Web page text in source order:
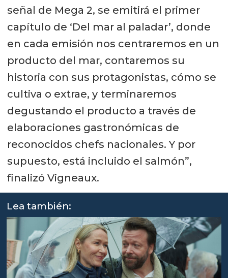
señal de Mega 2, se emitirá el primer
capítulo de ‘Del mar al paladar’, donde
en cada emisión nos centraremos en un
producto del mar, contaremos su
historia con sus protagonistas, cómo se
cultiva o extrae, y terminaremos
degustando el producto a través de
elaboraciones gastronómicas de
reconocidos chefs nacionales. Y por
supuesto, está incluido el salmón”,
finalizó Vigneaux.
Lea también: